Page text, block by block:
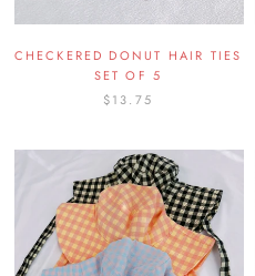
CHECKERED DONUT HAIR TIES
SET OF 5
$13.75